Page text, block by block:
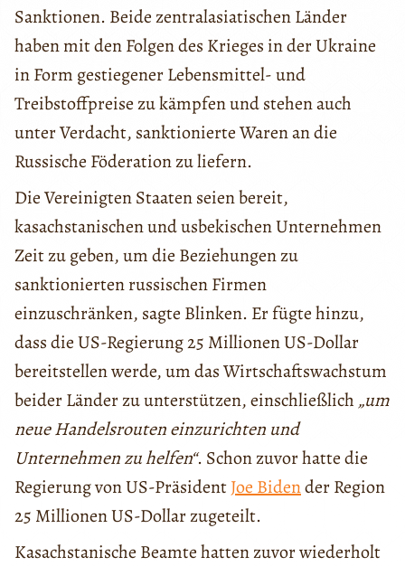
Sanktionen. Beide zentralasiatischen Länder
haben mit den Folgen des Krieges in der Ukraine
in Form gestiegener Lebensmittel- und
Treibstoffpreise zu kämpfen und stehen auch
unter Verdacht, sanktionierte Waren an die
Russische Föderation zu liefern.
Die Vereinigten Staaten seien bereit,
kasachstanischen und usbekischen Unternehmen
Zeit zu geben, um die Beziehungen zu
sanktionierten russischen Firmen
einzuschränken, sagte Blinken. Er fügte hinzu,
dass die US-Regierung 25 Millionen US-Dollar
bereitstellen werde, um das Wirtschaftswachstum
beider Länder zu unterstützen, einschließlich „um
neue Handelsrouten einzurichten und
Unternehmen zu helfen“. Schon zuvor hatte die
Regierung von US-PräsidentJoe Bidender Region
25 Millionen US-Dollar zugeteilt.
Kasachstanische Beamte hatten zuvor wiederholt